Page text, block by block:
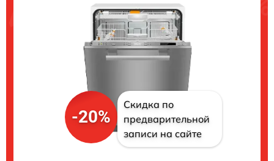
-20%
Скидка по
предварительной
записи на сайте